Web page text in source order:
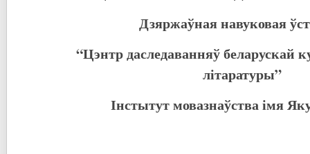
Дзяржаўная навуковая
“Цэнтр даследаванняў беларускай
літаратуры”
Інстытут мовазнаўства імя